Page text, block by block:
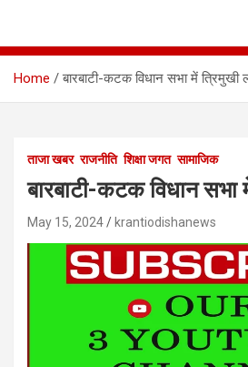
Home बारबाटी-कटक विधान सभा में त्रिमुखी
ताजा खबर राजनीति शिक्षा जगत सामाजिक
बारबाटी-कटक विधान सभा
May 15, 2024 krantiodishanews